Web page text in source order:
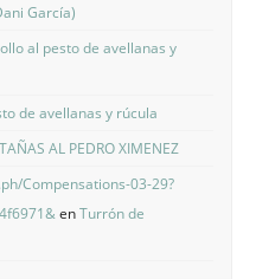
García)
al pesto de avellanas y
de avellanas y rúcula
AL PEDRO XIMENEZ
Compensations-03-29?
enTurrón de